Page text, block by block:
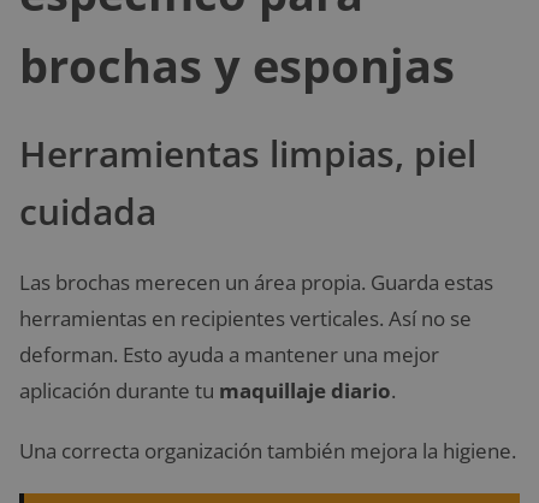
brochas y esponjas
Herramientas limpias, piel
cuidada
Las brochas merecen un área propia. Guarda estas
herramientas en recipientes verticales. Así no se
deforman. Esto ayuda a mantener una mejor
aplicación durante tu maquillaje diario.
Una correcta organización también mejora la higiene.